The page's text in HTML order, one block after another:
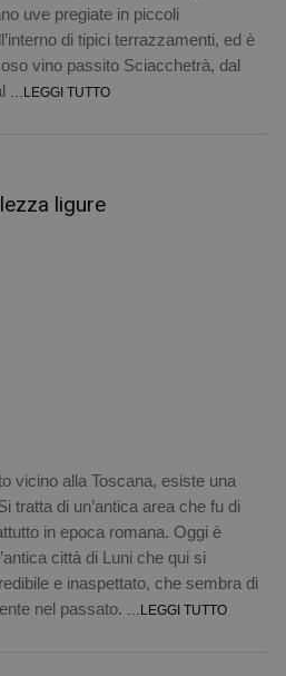
uve pregiate in piccoli
di tipici terrazzamenti, ed è
vino passito Sciacchetrà, dal
…LEGGI TUTTO
ligure
vicino alla Toscana, esiste una
tratta di un’antica area che fu di
in epoca romana. Oggi è
città di Luni che qui si
e inaspettato, che sembra di
nel passato. …LEGGI TUTTO